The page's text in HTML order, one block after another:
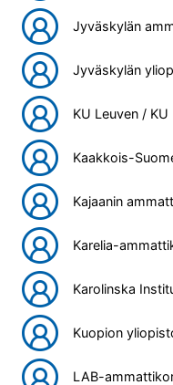
Jyväskylän
Jyväskylän
KU Leuven /
Kaakkois-
Kajaanin
Karelia-
Karolinska
Kuopion
LAB-